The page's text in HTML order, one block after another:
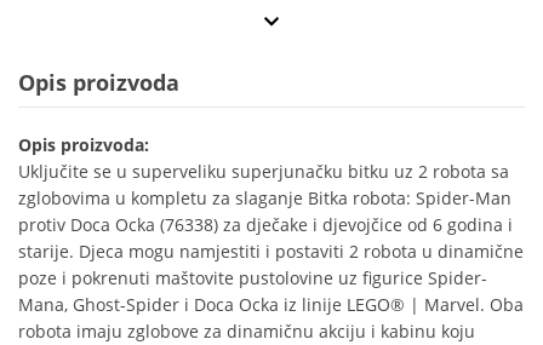
Opis proizvoda
Opis proizvoda:
Uključite se u superveliku superjunačku bitku uz 2 robota sa
zglobovima u kompletu za slaganje Bitka robota: Spider-Man
protiv Doca Ocka (76338) za dječake i djevojčice od 6 godina i
starije. Djeca mogu namjestiti i postaviti 2 robota u dinamične
poze i pokrenuti maštovite pustolovine uz figurice Spider-
Mana, Ghost-Spider i Doca Ocka iz linije LEGO® | Marvel. Oba
robota imaju zglobove za dinamičnu akciju i kabinu koju